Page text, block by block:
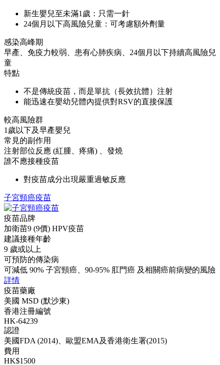
新生嬰兒至未滿1歲：只需一針
24個月以下高風險兒童：可考慮額外劑量
感染高峰期
早產、免疫力較弱、患有心肺疾病、24個月以下持續高風險兒
童
特點
不是傳統疫苗，而是單抗（長效抗體）注射
能迅速在嬰幼兒體內提供對RSV的直接保護
較高風險群
1歲以下及早產嬰兒
常見的副作用
注射部位反應 (紅腫、疼痛) 、發燒
誰不應接種疫苗
對疫苗成分出現嚴重過敏反應
子宮頸癌疫苗
疫苗品牌
加衛苗9 (9價) HPV疫苗
建議接種年齡
9 歲或以上
可預防的傳染病
可減低 90% 子宮頸癌、90-95% 肛門癌 及相關癌前病變的風險
詳情
疫苗藥廠
美國 MSD (默沙東)
香港注冊編號
HK-64239
認證
美國FDA (2014)、歐盟EMA及香港衛生署(2015)
費用
HK$1500